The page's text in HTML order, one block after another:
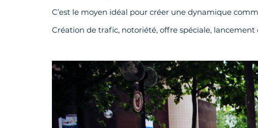
C’est le moyen idéal pour créer une dynamique
Création de trafic, notoriété, offre spéciale,